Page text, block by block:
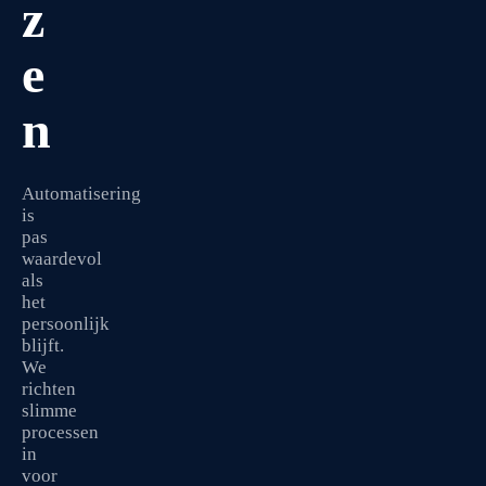
z
e
n
Automatisering
is
pas
waardevol
als
het
persoonlijk
blijft.
We
richten
slimme
processen
in
voor